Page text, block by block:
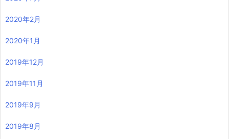
2020年2月
2020年1月
2019年12月
2019年11月
2019年9月
2019年8月